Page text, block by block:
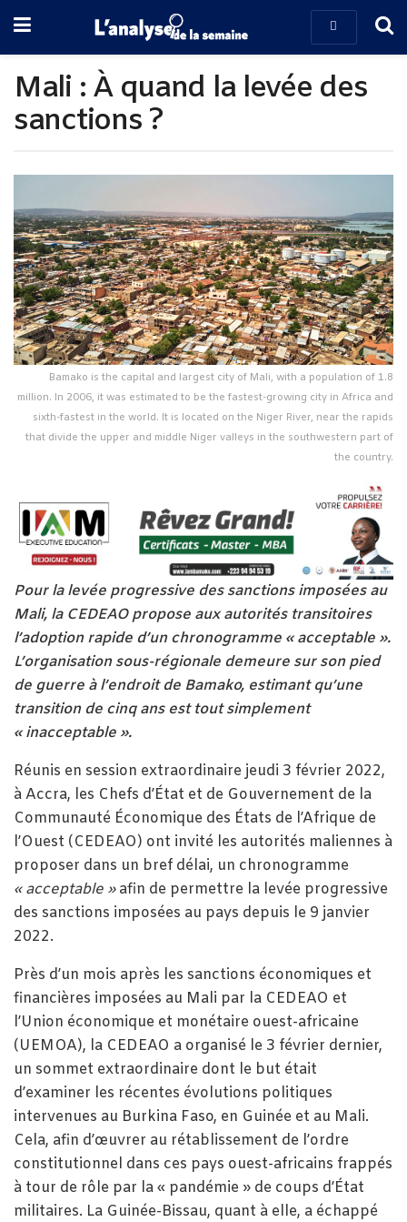
Mali : À quand la levée des
sanctions ?
Bamako is the capital and largest city of Mali, with a population of 1.8
million. In 2006, it was estimated to be the fastest-growing city in Africa and
sixth-fastest in the world. It is located on the Niger River, near the rapids
that divide the upper and middle Niger valleys in the southwestern part of
the country.
Pour la levée progressive des sanctions imposées au
Mali, la CEDEAO propose aux autorités transitoires
l’adoption rapide d’un chronogramme « acceptable ».
L’organisation sous-régionale demeure sur son pied
de guerre à l’endroit de Bamako, estimant qu’une
transition de cinq ans est tout simplement
« inacceptable ».
Réunis en session extraordinaire jeudi 3 février 2022,
à Accra, les Chefs d’État et de Gouvernement de la
Communauté Économique des États de l’Afrique de
l’Ouest (CEDEAO) ont invité les autorités maliennes à
proposer dans un bref délai, un chronogramme
« acceptable »afin de permettre la levée progressive
des sanctions imposées au pays depuis le 9 janvier
2022.
Près d’un mois après les sanctions économiques et
financières imposées au Mali par la CEDEAO et
l’Union économique et monétaire ouest-africaine
(UEMOA), la CEDEAO a organisé le 3 février dernier,
un sommet extraordinaire dont le but était
d’examiner les récentes évolutions politiques
intervenues au Burkina Faso, en Guinée et au Mali.
Cela, afin d’œuvrer au rétablissement de l’ordre
constitutionnel dans ces pays ouest-africains frappés
à tour de rôle par la « pandémie » de coups d’État
militaires. La Guinée-Bissau, quant à elle, a échappé